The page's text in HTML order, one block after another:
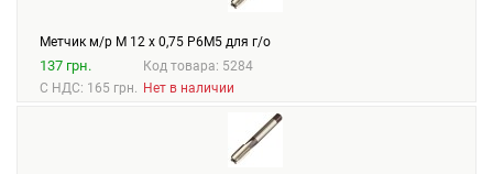
Метчик м/р М 12 х 0,75 Р6М5 для г/о
137 грн.
С НДС: 165 грн.
Код товара: 5284
Нет в наличии